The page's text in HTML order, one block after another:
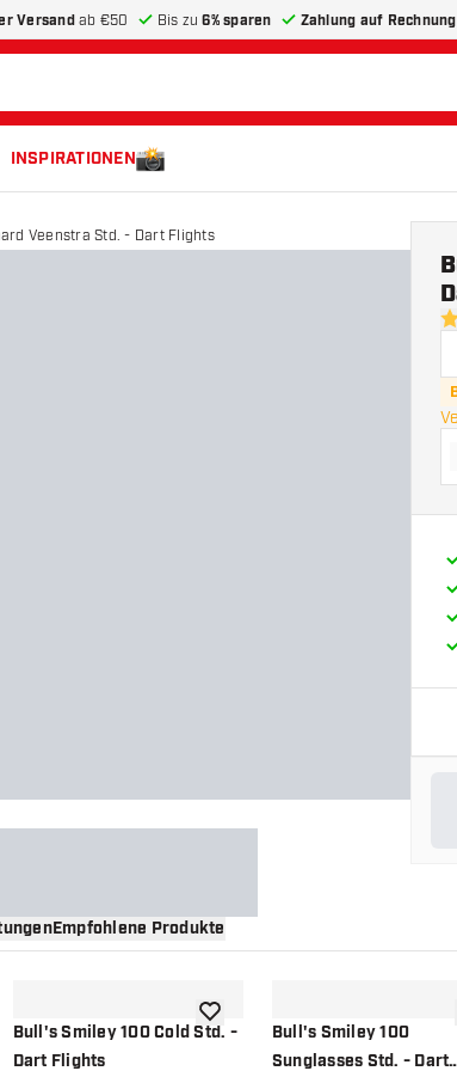
Versandab €50 Bis zu6% sparen Zahlung auf Rechnung
INSPIRATIONEN
Veenstra Std. - Dart Flights
5
Empfohlene Produkte
hinzufügen
Bull's Smiley 100 Cold Std. -
Dart Flights
Zur Wunschliste hinzufügen
Bull's Smiley 100
Sunglasses Std. - Dart